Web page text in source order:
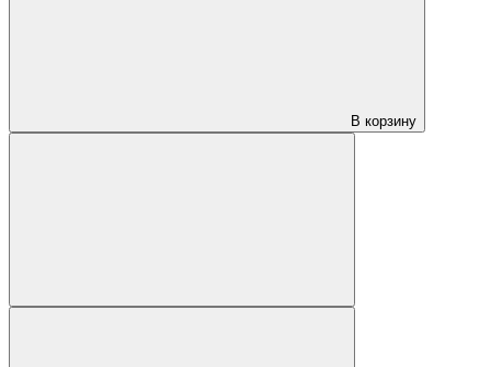
В корзину